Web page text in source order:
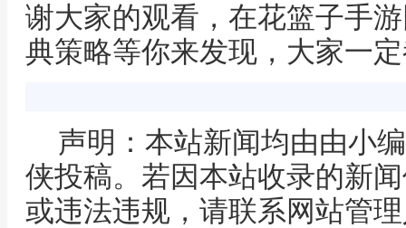
谢大家的观看，在花篮子手
典策略等你来发现，大家一
声明：本站新闻均由由小
侠投稿。若因本站收录的新
或违法违规，请联系网站管